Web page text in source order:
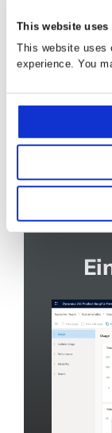
This website uses
This website uses
experience. You
Ermöglichen
Unternehmen,
Arbeitsabläufe
Teilen Sie
Unternehmen.